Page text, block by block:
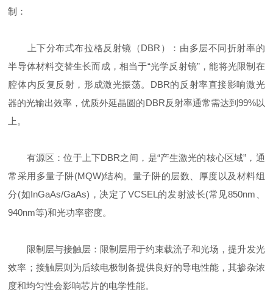
制：
上下分布式布拉格反射镜（DBR）：由多层不同折射率的
半导体材料交替生长而成，相当于“光学反射镜”，能将光限制在
腔体内反复反射，形成激光振荡。DBR的反射率直接影响激光
器的光输出效率，优质外延晶圆的DBR反射率通常需达到99%以
上。
有源区：位于上下DBR之间，是“产生激光的核心区域”，通
常采用多量子阱(MQW)结构。量子阱的层数、厚度以及材料组
分(如InGaAs/GaAs)，决定了VCSEL的发射波长(常见850nm、
940nm等)和光功率密度。
限制层与接触层：限制层用于约束载流子和光场，提升发光
效率；接触层则为后续电极制备提供良好的导电性能，其掺杂浓
度和均匀性会影响芯片的电学性能。